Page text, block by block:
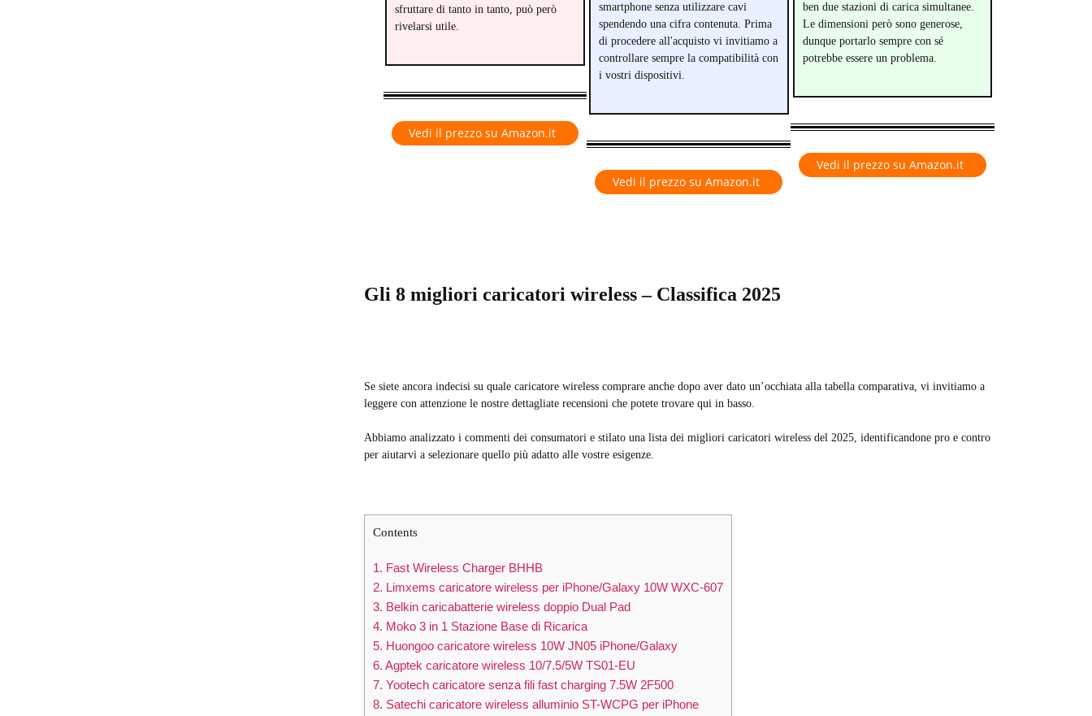
sfruttare di tanto in tanto, può però
rivelarsi utile.
Vedi il prezzo su Amazon.it
smartphone senza utilizzare cavi
spendendo una cifra contenuta. Prima
di procedere all'acquisto vi invitiamo a
controllare sempre la compatibilità con
i vostri dispositivi.
Vedi il prezzo su Amazon.it
ben due stazioni di carica simultanee.
Le dimensioni però sono generose,
dunque portarlo sempre con sé
potrebbe essere un problema.
Vedi il prezzo su Amazon.it
Gli 8 migliori caricatori wireless – Classifica 2025
Se siete ancora indecisi su quale caricatore wireless comprare anche dopo aver dato un’occhiata alla tabella comparativa, vi invitiamo a
leggere con attenzione le nostre dettagliate recensioni che potete trovare qui in basso.
Abbiamo analizzato i commenti dei consumatori e stilato una lista dei migliori caricatori wireless del 2025, identificandone pro e contro
per aiutarvi a selezionare quello più adatto alle vostre esigenze.
Contents
1. Fast Wireless Charger BHHB
2. Limxems caricatore wireless per iPhone/Galaxy 10W WXC-607
3. Belkin caricabatterie wireless doppio Dual Pad
4. Moko 3 in 1 Stazione Base di Ricarica
5. Huongoo caricatore wireless 10W JN05 iPhone/Galaxy
6. Agptek caricatore wireless 10/7.5/5W TS01-EU
7. Yootech caricatore senza fili fast charging 7.5W 2F500
8. Satechi caricatore wireless alluminio ST-WCPG per iPhone